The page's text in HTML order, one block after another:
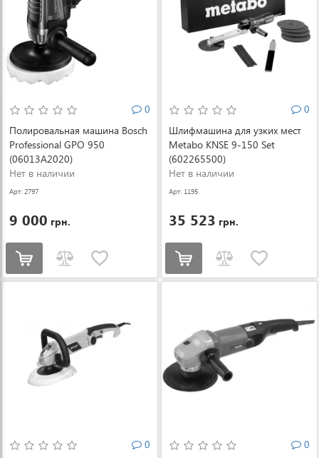
0
Полировальная машина Bosch
Professional GPO 950
(06013A2020)
Нет в наличии
Арт: 2797
9 000 грн.
0
Шлифмашина для узких мест
Metabo KNSE 9-150 Set
(602265500)
Нет в наличии
Арт: 1195
35 523 грн.
0
0